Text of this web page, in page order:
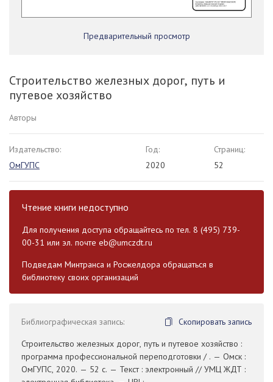
Предварительный просмотр
Строительство железных дорог, путь и
путевое хозяйство
Авторы
Издательство:
ОмГУПС
Год:
2020
Страниц:
52
Чтение книги недоступно
Для получения доступа обращайтесь по тел. 8 (495) 739-
00-31 или эл. почте eb@umczdt.ru
Подведам Минтранса и Росжелдора обращаться в
библиотеку своих организаций
Библиографическая запись:
Скопировать запись
Строительство железных дорог, путь и путевое хозяйство :
программа профессиональной переподготовки / . — Омск :
ОмГУПС, 2020. — 52 с. — Текст : электронный // УМЦ ЖДТ :